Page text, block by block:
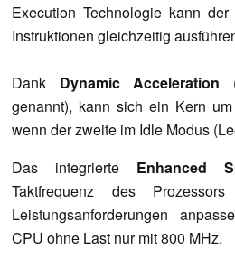
Execution Technologie kann
Instruktionen gleichzeitig
Dank Dynamic Acceleration
genannt), kann sich ein Kern
wenn der zweite im Idle Modus
Das integrierte Enhanced
Taktfrequenz des
Leistungsanforderungen
CPU ohne Last nur mit 800 MHz.